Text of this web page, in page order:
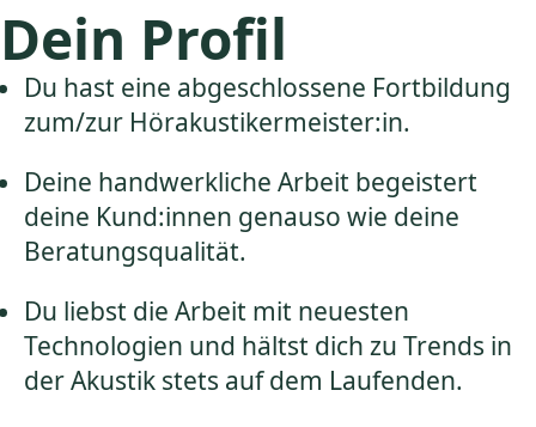
Dein Profil
Du hast eine abgeschlossene Fortbildung
zum/zur Hörakustikermeister:in.
Deine handwerkliche Arbeit begeistert
deine Kund:innen genauso wie deine
Beratungsqualität.
Du liebst die Arbeit mit neuesten
Technologien und hältst dich zu Trends in
der Akustik stets auf dem Laufenden.